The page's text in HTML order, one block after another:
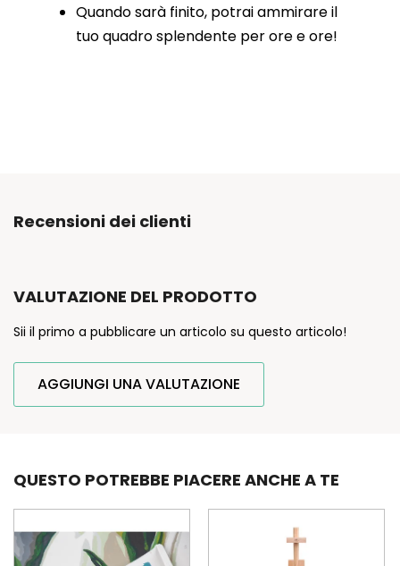
Quando sarà finito, potrai ammirare il
tuo quadro splendente per ore e ore!
Recensioni dei clienti
VALUTAZIONE DEL PRODOTTO
Sii il primo a pubblicare un articolo su questo articolo!
AGGIUNGI UNA VALUTAZIONE
QUESTO POTREBBE PIACERE ANCHE A TE